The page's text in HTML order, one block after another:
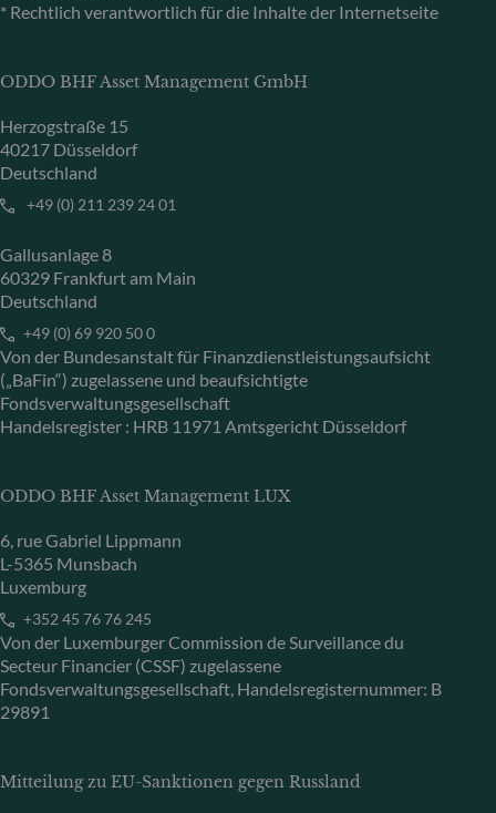
* Rechtlich verantwortlich für die Inhalte der Internetseite
ODDO BHF Asset Management GmbH
Herzogstraße 15
40217 Düsseldorf
Deutschland
+49 (0) 211 239 24 01
Gallusanlage 8
60329 Frankfurt am Main
Deutschland
+49 (0) 69 920 50 0
Von der Bundesanstalt für Finanzdienstleistungsaufsicht
(„BaFin“) zugelassene und beaufsichtigte
Fondsverwaltungsgesellschaft
Handelsregister : HRB 11971 Amtsgericht Düsseldorf
ODDO BHF Asset Management LUX
6, rue Gabriel Lippmann
L-5365 Munsbach
Luxemburg
+352 45 76 76 245
Von der Luxemburger Commission de Surveillance du
Secteur Financier (CSSF) zugelassene
Fondsverwaltungsgesellschaft, Handelsregisternummer: B
29891
Mitteilung zu EU-Sanktionen gegen Russland